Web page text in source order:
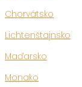
Chorvátsko
Lichtenštajnsko
Maďarsko
Monako